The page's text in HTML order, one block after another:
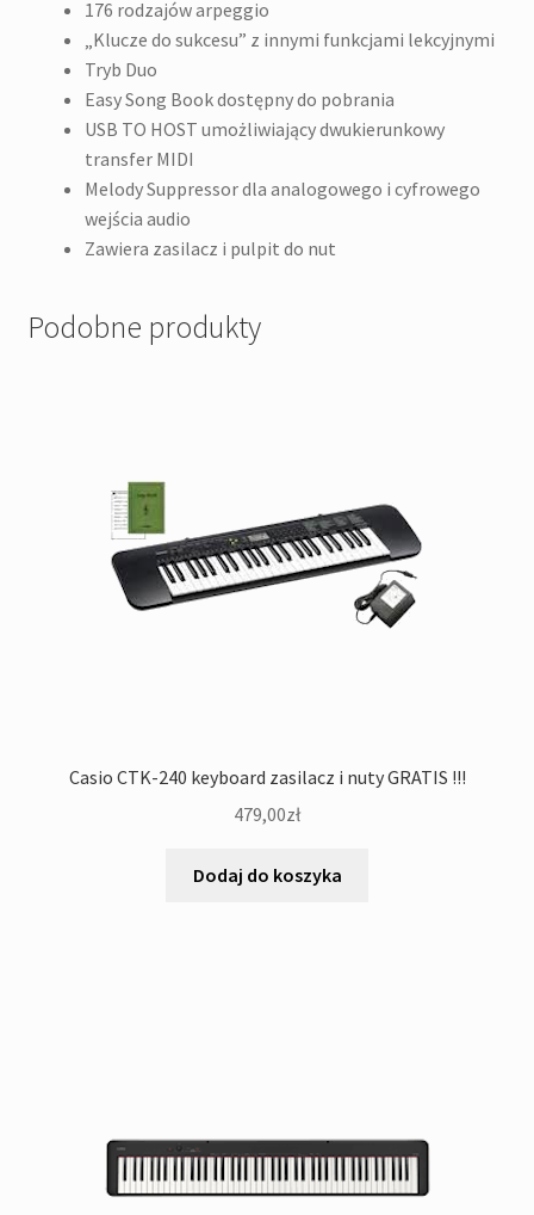
176 rodzajów arpeggio
„Klucze do sukcesu” z innymi funkcjami lekcyjnymi
Tryb Duo
Easy Song Book dostępny do pobrania
USB TO HOST umożliwiający dwukierunkowy
transfer MIDI
Melody Suppressor dla analogowego i cyfrowego
wejścia audio
Zawiera zasilacz i pulpit do nut
Podobne produkty
Casio CTK-240 keyboard zasilacz i nuty GRATIS !!!
479,00zł
Dodaj do koszyka